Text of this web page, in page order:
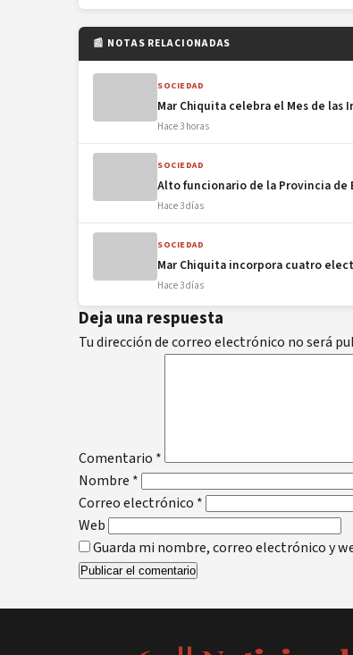
📰 NOTAS RELACIONADAS
SOCIEDAD
Mar Chiquita celebra el Mes de las
Hace 3 horas
SOCIEDAD
Alto funcionario de la Provincia de
Hace 3 días
SOCIEDAD
Mar Chiquita incorpora cuatro
Hace 3 días
Deja una respuesta
Tu dirección de correo electrónico no será
Comentario *
Nombre *
Correo electrónico *
Web
Guarda mi nombre, correo electrónico y